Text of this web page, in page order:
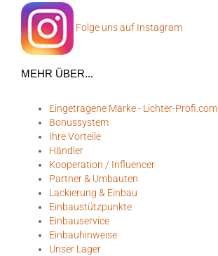
Folge uns auf Instagram
MEHR ÜBER...
Eingetragene Marke - Lichter-Profi.com
Bonussystem
Ihre Vorteile
Händler
Kooperation / Influencer
Partner & Umbauten
Lackierung & Einbau
Einbaustützpunkte
Einbauservice
Einbauhinweise
Unser Lager